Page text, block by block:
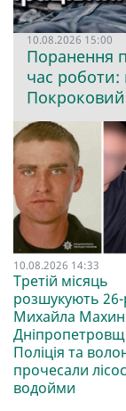
10.08.2026 15:00
Поранення
час
Покроковий
10.08.2026 14:33
Третій місяць
розшукують 26-
Михайла
Поліція та
прочесали
водойми